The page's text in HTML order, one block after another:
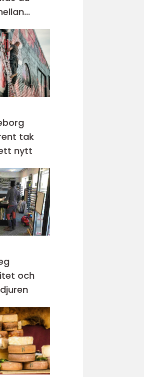
tak
nytt
och